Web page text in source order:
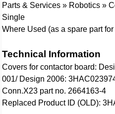
Parts & Services » Robotics »
Single
Where Used (as a spare part
Technical Information
Covers for contactor board:
001/ Design 2006:
Conn.X23 part no. 2664163-4
Replaced Product ID (OLD):